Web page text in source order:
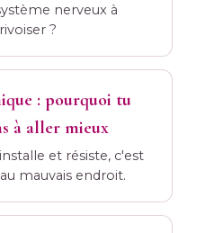
nerveux à
?
: pourquoi tu
à aller mieux
et résiste, c'est
mauvais endroit.